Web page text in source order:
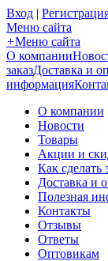
Вход |
Меню сайта
+Меню сайта
О компании
заказДоставка и
информация
О компании
Новости
Товары
Акции и
Как сделать
Доставка и
Полезная
Контакты
Отзывы
Ответы
Оптовикам